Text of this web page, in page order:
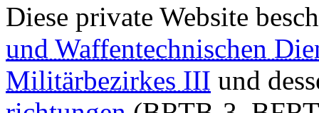
Diese private Website
und Waffentechnischen
Militärbezirkes III und